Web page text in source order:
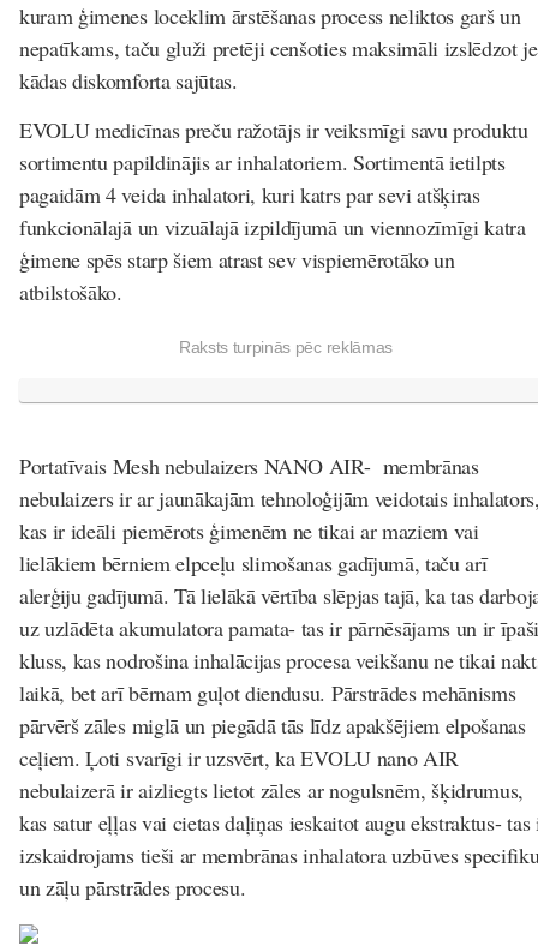
kuram ģimenes loceklim ārstēšanas process neliktos garš un
nepatīkams, taču gluži pretēji cenšoties maksimāli izslēdzot
kādas diskomforta sajūtas.
EVOLU medicīnas preču ražotājs ir veiksmīgi savu produktu
sortimentu papildinājis ar inhalatoriem. Sortimentā ietilpts
pagaidām 4 veida inhalatori, kuri katrs par sevi atšķiras
funkcionālajā un vizuālajā izpildījumā un viennozīmīgi katra
ģimene spēs starp šiem atrast sev vispiemērotāko un
atbilstošāko.
Raksts turpinās pēc reklāmas
Portatīvais Mesh nebulaizers NANO AIR- membrānas
nebulaizers ir ar jaunākajām tehnoloģijām veidotais
kas ir ideāli piemērots ģimenēm ne tikai ar maziem vai
lielākiem bērniem elpceļu slimošanas gadījumā, taču arī
alerģiju gadījumā. Tā lielākā vērtība slēpjas tajā, ka tas
uz uzlādēta akumulatora pamata- tas ir pārnēsājams un ir
kluss, kas nodrošina inhalācijas procesa veikšanu ne tikai
laikā, bet arī bērnam guļot diendusu. Pārstrādes mehānisms
pārvērš zāles miglā un piegādā tās līdz apakšējiem elpošanas
ceļiem. Ļoti svarīgi ir uzsvērt, ka EVOLU nano AIR
nebulaizerā ir aizliegts lietot zāles ar nogulsnēm, šķidrumus,
kas satur eļļas vai cietas daļiņas ieskaitot augu ekstraktus- tas
izskaidrojams tieši ar membrānas inhalatora uzbūves
un zāļu pārstrādes procesu.